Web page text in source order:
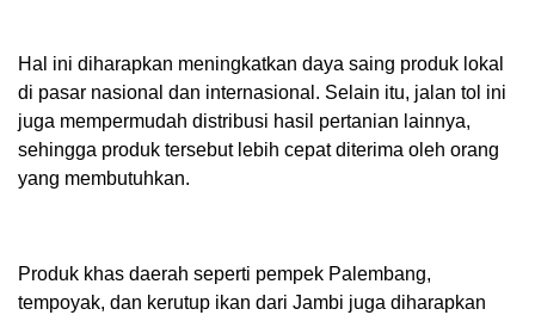
Hal ini diharapkan meningkatkan daya saing produk lokal
di pasar nasional dan internasional. Selain itu, jalan tol ini
juga mempermudah distribusi hasil pertanian lainnya,
sehingga produk tersebut lebih cepat diterima oleh orang
yang membutuhkan.
Produk khas daerah seperti pempek Palembang,
tempoyak, dan kerutup ikan dari Jambi juga diharapkan